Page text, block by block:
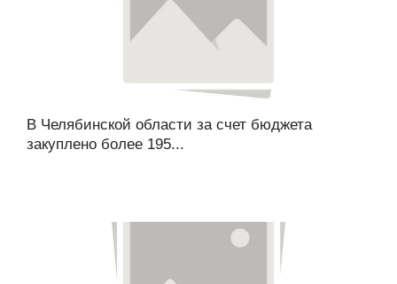
В Челябинской области за счет бюджета
закуплено более 195...